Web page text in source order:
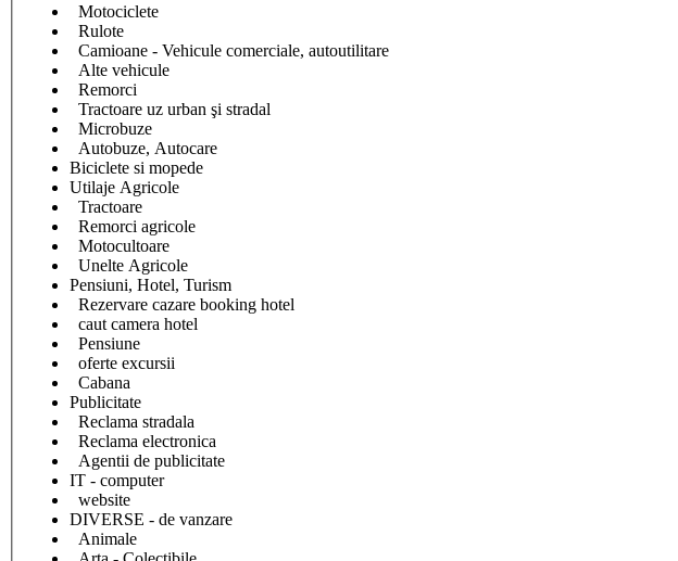
Motociclete
Rulote
Camioane - Vehicule comerciale, autoutilitare
Alte vehicule
Remorci
Tractoare uz urban şi stradal
Microbuze
Autobuze, Autocare
Biciclete si mopede
Utilaje Agricole
Tractoare
Remorci agricole
Motocultoare
Unelte Agricole
Pensiuni, Hotel, Turism
Rezervare cazare booking hotel
caut camera hotel
Pensiune
oferte excursii
Cabana
Publicitate
Reclama stradala
Reclama electronica
Agentii de publicitate
IT - computer
website
DIVERSE - de vanzare
Animale